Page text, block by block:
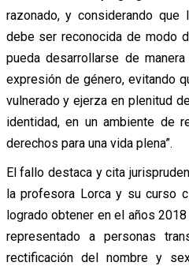
razonado, y considerando
debe ser reconocida de modo
pueda desarrollarse de
expresión de género, evitando
vulnerado y ejerza en plenitud
identidad, en un ambiente de
derechos para una vida plena”.
El fallo destaca y cita
la profesora Lorca y su curso
logrado obtener en el años
representado a personas
rectificación del nombre y